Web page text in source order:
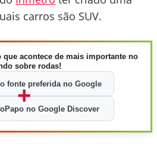
carros são SUV.
que acontece de mais importante no
sobre rodas!
fonte preferida no Google
+
no Google Discover